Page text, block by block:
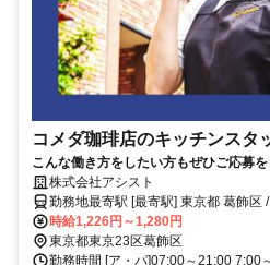
コメダ珈琲店のキッチンスタ
こんな働き方をしたい方もぜひご応募
く/長期休暇の時間を有効活用したい」
けるので柔軟にシフト調整できます♪未
ャー◎
株式会社アシスト
勤務地最寄駅 [最寄駅] 東京都 葛飾区 /
時給1,226円～1,280円
東京都東京23区葛飾区
勤務時間 [ア・パ]07:00～21:00 7:00